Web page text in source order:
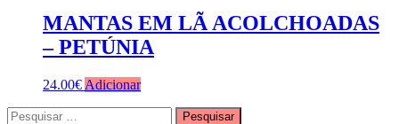
MANTAS EM LÃ ACOLCHOADAS
– PETÚNIA
24.00€ Adicionar
Pesquisar